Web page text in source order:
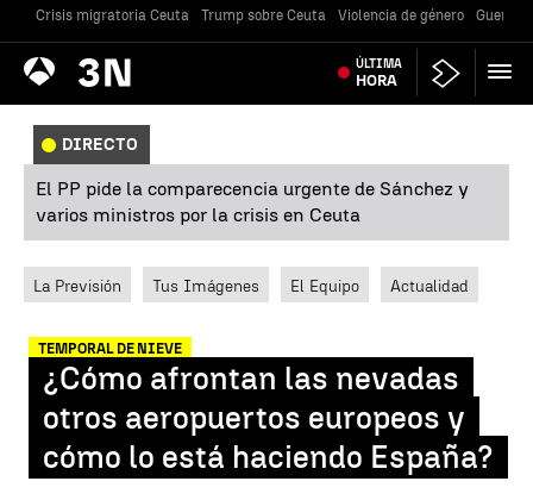
Crisis migratoria Ceuta Trump sobre Ceuta Violencia de género Guerra
Antena
3 Noticias ÚLTIMA
HORA
DIRECTO
El PP pide la comparecencia urgente de Sánchez y
varios ministros por la crisis en Ceuta
La Previsión Tus Imágenes El Equipo Actualidad
TEMPORAL DE NIEVE
¿Cómo afrontan las nevadas
otros aeropuertos europeos y
cómo lo está haciendo España?